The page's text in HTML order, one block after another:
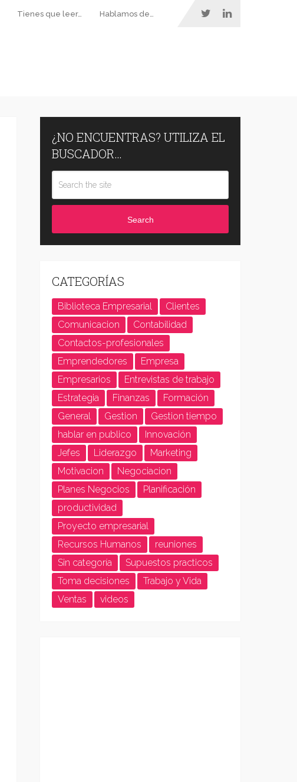
Tienes que leer… Hablamos de…
¿NO ENCUENTRAS? UTILIZA EL
BUSCADOR…
Search
CATEGORÍAS
Biblioteca Empresarial
Clientes
Comunicacion
Contabilidad
Contactos-profesionales
Emprendedores
Empresa
Empresarios
Entrevistas de trabajo
Estrategia
Finanzas
Formación
General
Gestion
Gestion tiempo
hablar en publico
Innovación
Jefes
Liderazgo
Marketing
Motivacion
Negociacion
Planes Negocios
Planificación
productividad
Proyecto empresarial
Recursos Humanos
reuniones
Sin categoría
Supuestos practicos
Toma decisiones
Trabajo y Vida
Ventas
videos